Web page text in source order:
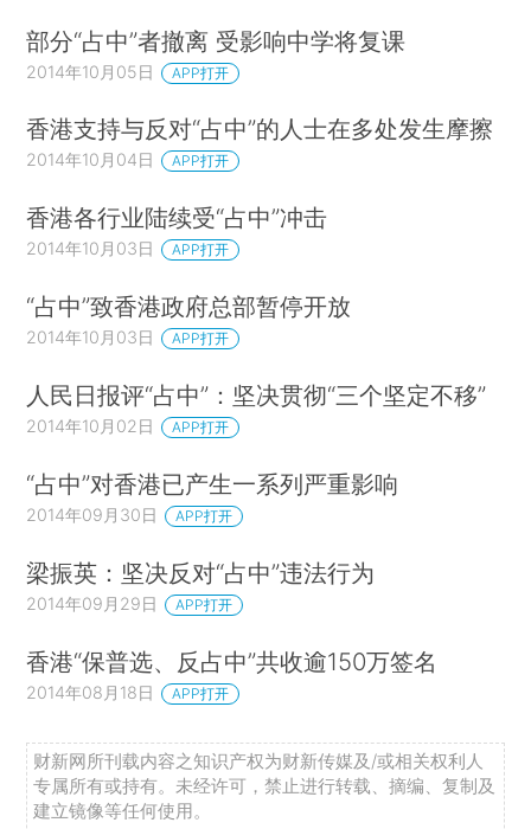
部分“占中”者撤离 受影响中学将复课
2014年10月05日 APP打开
香港支持与反对“占中”的人士在多处发生摩擦
2014年10月04日 APP打开
香港各行业陆续受“占中”冲击
2014年10月03日 APP打开
“占中”致香港政府总部暂停开放
2014年10月03日 APP打开
人民日报评“占中”：坚决贯彻“三个坚定不移”
2014年10月02日 APP打开
“占中”对香港已产生一系列严重影响
2014年09月30日 APP打开
梁振英：坚决反对“占中”违法行为
2014年09月29日 APP打开
香港“保普选、反占中”共收逾150万签名
2014年08月18日 APP打开
财新网所刊载内容之知识产权为财新传媒及/或相关权利人
专属所有或持有。未经许可，禁止进行转载、摘编、复制及
建立镜像等任何使用。